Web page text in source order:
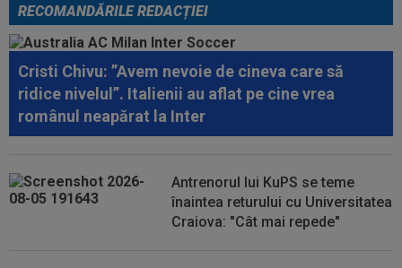
RECOMANDĂRILE REDACȚIEI
Cristi Chivu: ”Avem nevoie de cineva care să
ridice nivelul”. Italienii au aflat pe cine vrea
românul neapărat la Inter
Antrenorul lui KuPS se teme
înaintea returului cu Universitatea
Craiova: "Cât mai repede"